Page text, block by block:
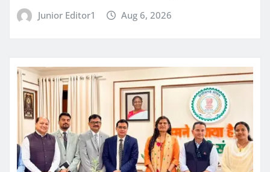
Junior Editor1 Aug 6, 2026